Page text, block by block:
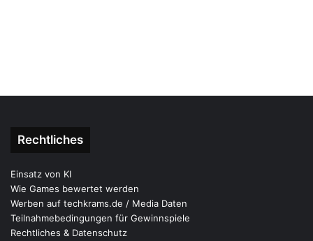
Rechtliches
Einsatz von KI
Wie Games bewertet werden
Werben auf techkrams.de / Media Daten
Teilnahmebedingungen für Gewinnspiele
Rechtliches & Datenschutz